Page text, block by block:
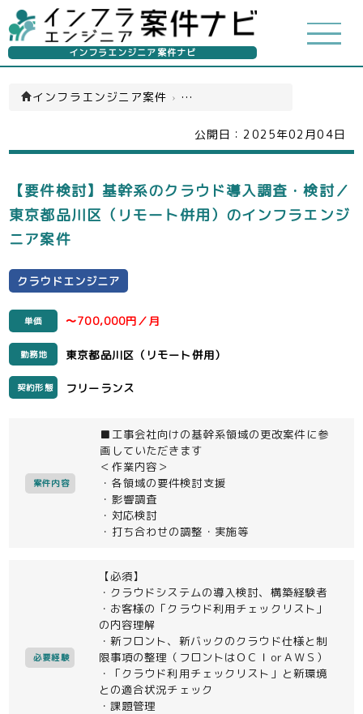
インフラエンジニア案件ナビ
インフラエンジニア案件 › クラウドエンジニア(一覧)
公開日： 2025年02月04日
【要件検討】基幹系のクラウド導入調査・検討／
東京都品川区（リモート併用）のインフラエンジ
ニア案件
クラウドエンジニア
単価 〜700,000円／月
勤務地 東京都品川区（リモート併用）
契約形態 フリーランス
案件内容
■工事会社向けの基幹系領域の更改案件に参
画していただきます
＜作業内容＞
・各領域の要件検討支援
・影響調査
・対応検討
・打ち合わせの調整・実施等
必要経験
【必須】
・クラウドシステムの導入検討、構築経験者
・お客様の「クラウド利用チェックリスト」
の内容理解
・新フロント、新バックのクラウド仕様と制
限事項の整理（フロントはＯＣＩorＡＷＳ）
・「クラウド利用チェックリスト」と新環境
との適合状況チェック
・課題管理